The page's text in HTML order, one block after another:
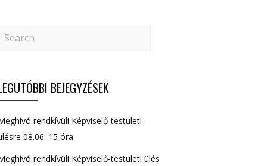
BEJEGYZÉSEK
rendkívüli Képviselő-testületi
08.06. 15 óra
rendkívüli Képviselő-testületi ülés